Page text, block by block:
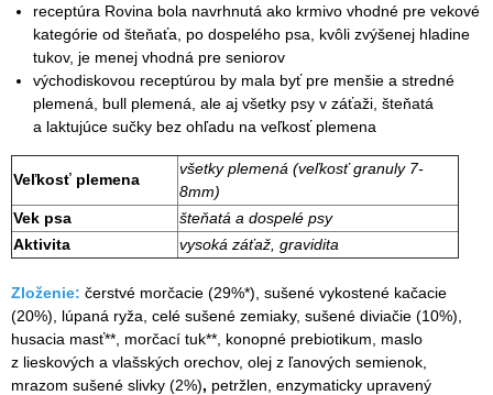
receptúra Rovina bola navrhnutá ako krmivo vhodné pre vekové
kategórie od šteňaťa, po dospelého psa, kvôli zvýšenej hladine
tukov, je menej vhodná pre seniorov
východiskovou receptúrou by mala byť pre menšie a stredné
plemená, bull plemená, ale aj všetky psy v záťaži, šteňatá
a laktujúce sučky bez ohľadu na veľkosť plemena
Veľkosť plemena
všetky plemená (veľkosť granuly 7-
8mm)
Vek psa
šteňatá a dospelé psy
Aktivita
vysoká záťaž, gravidita
Zloženie: čerstvé morčacie (29%*), sušené vykostené kačacie
(20%), lúpaná ryža, celé sušené zemiaky, sušené diviačie (10%),
husacia masť**, morčací tuk**, konopné prebiotikum, maslo
z lieskových a vlašských orechov, olej z ľanových semienok,
mrazom sušené slivky (2%), petržlen, enzymaticky upravený